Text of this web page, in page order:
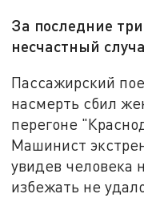
За последние
несчастный
Пассажирский
насмерть сбил
перегоне
Машинист
увидев человека
избежать не